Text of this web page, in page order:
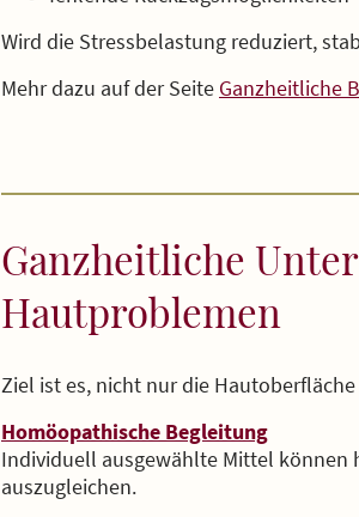
Wird die Stressbelastung reduziert,
Mehr dazu auf der Seite Ganzheitliche
Ganzheitliche
Hautproblemen
Ziel ist es, nicht nur die
Homöopathische Begleitung
Individuell ausgewählte Mittel können
auszugleichen.